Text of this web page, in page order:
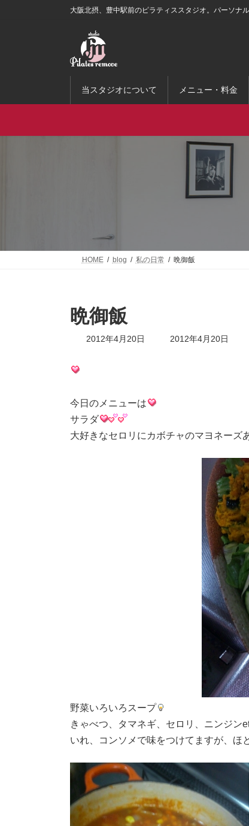
ッ
移
大阪北摂、豊中駅前のピラティススタジオ。パーソナ
当スタジオについて メニュー・料金
HOME blog 私の日常 晩御飯
晩御飯
2012年4月20日
最
2012年4月20日
今日のメニューは
サラダ
大好きなセロリにカボチャのマヨネーズ
野菜いろいろスープ
きゃべつ、タマネギ、セロリ、ニンジン
いれ、コンソメで味をつけてますが、ほ